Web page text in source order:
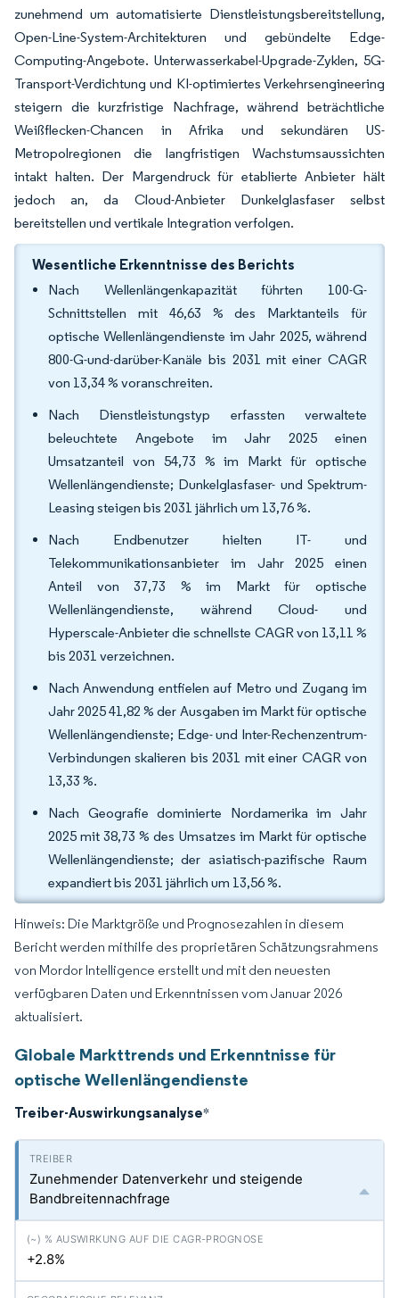
zunehmend um automatisierte Dienstleistungsbereitstellung,
Open-Line-System-Architekturen und gebündelte Edge-
Computing-Angebote. Unterwasserkabel-Upgrade-Zyklen, 5G-
Transport-Verdichtung und KI-optimiertes Verkehrsengineering
steigern die kurzfristige Nachfrage, während beträchtliche
Weißflecken-Chancen in Afrika und sekundären US-
Metropolregionen die langfristigen Wachstumsaussichten
intakt halten. Der Margendruck für etablierte Anbieter hält
jedoch an, da Cloud-Anbieter Dunkelglasfaser selbst
bereitstellen und vertikale Integration verfolgen.
Wesentliche Erkenntnisse des Berichts
Nach Wellenlängenkapazität führten 100-G-
Schnittstellen mit 46,63 % des Marktanteils für
optische Wellenlängendienste im Jahr 2025, während
800-G-und-darüber-Kanäle bis 2031 mit einer CAGR
von 13,34 % voranschreiten.
Nach Dienstleistungstyp erfassten verwaltete
beleuchtete Angebote im Jahr 2025 einen
Umsatzanteil von 54,73 % im Markt für optische
Wellenlängendienste; Dunkelglasfaser- und Spektrum-
Leasing steigen bis 2031 jährlich um 13,76 %.
Nach Endbenutzer hielten IT- und
Telekommunikationsanbieter im Jahr 2025 einen
Anteil von 37,73 % im Markt für optische
Wellenlängendienste, während Cloud- und
Hyperscale-Anbieter die schnellste CAGR von 13,11 %
bis 2031 verzeichnen.
Nach Anwendung entfielen auf Metro und Zugang im
Jahr 2025 41,82 % der Ausgaben im Markt für optische
Wellenlängendienste; Edge- und Inter-Rechenzentrum-
Verbindungen skalieren bis 2031 mit einer CAGR von
13,33 %.
Nach Geografie dominierte Nordamerika im Jahr
2025 mit 38,73 % des Umsatzes im Markt für optische
Wellenlängendienste; der asiatisch-pazifische Raum
expandiert bis 2031 jährlich um 13,56 %.
Hinweis: Die Marktgröße und Prognosezahlen in diesem
Bericht werden mithilfe des proprietären Schätzungsrahmens
von Mordor Intelligence erstellt und mit den neuesten
verfügbaren Daten und Erkenntnissen vom Januar 2026
aktualisiert.
Globale Markttrends und Erkenntnisse für
optische Wellenlängendienste
Treiber-Auswirkungsanalyse*
Zunehmender Datenverkehr und steigende
Bandbreitennachfrage
+2.8%